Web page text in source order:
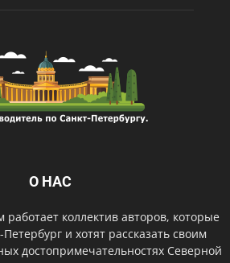
О НАС
коллектив авторов, которые
и хотят рассказать своим
достопримечательностях Северной